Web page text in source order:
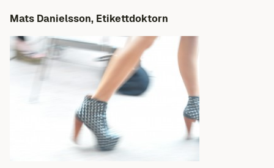
Mats Danielsson, Etikettdoktorn